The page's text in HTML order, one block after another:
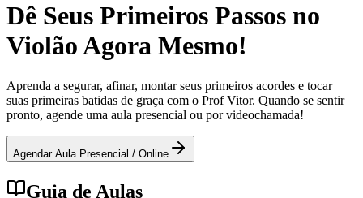
Dê Seus Primeiros Passos no
Violão Agora Mesmo!
Aprenda a segurar, afinar, montar seus primeiros acordes e tocar
suas primeiras batidas de graça com o Prof Vitor. Quando se sentir
pronto, agende uma aula presencial ou por videochamada!
Agendar Aula Presencial / Online
Guia de Aulas